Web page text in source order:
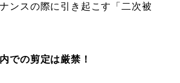
ンスの際に引き起こす「二次被
での剪定は厳禁！